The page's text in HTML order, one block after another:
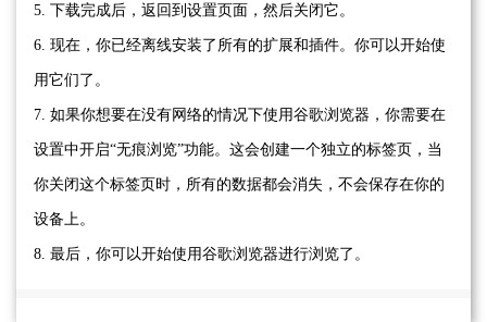
5. 下载完成后，返回到设置页面，然后关闭它。
6. 现在，你已经离线安装了所有的扩展和插件。你可以开始使
用它们了。
7. 如果你想要在没有网络的情况下使用谷歌浏览器，你需要在
设置中开启“无痕浏览”功能。这会创建一个独立的标签页，当
你关闭这个标签页时，所有的数据都会消失，不会保存在你的
设备上。
8. 最后，你可以开始使用谷歌浏览器进行浏览了。